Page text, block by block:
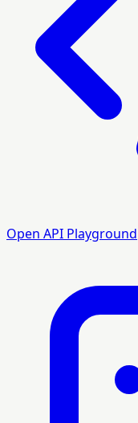
Open API Playground